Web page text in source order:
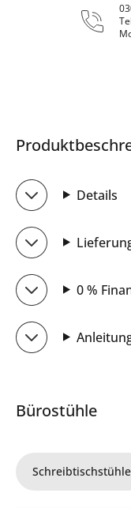
Details
0 %
Bürostühle
Schreibtischstühle